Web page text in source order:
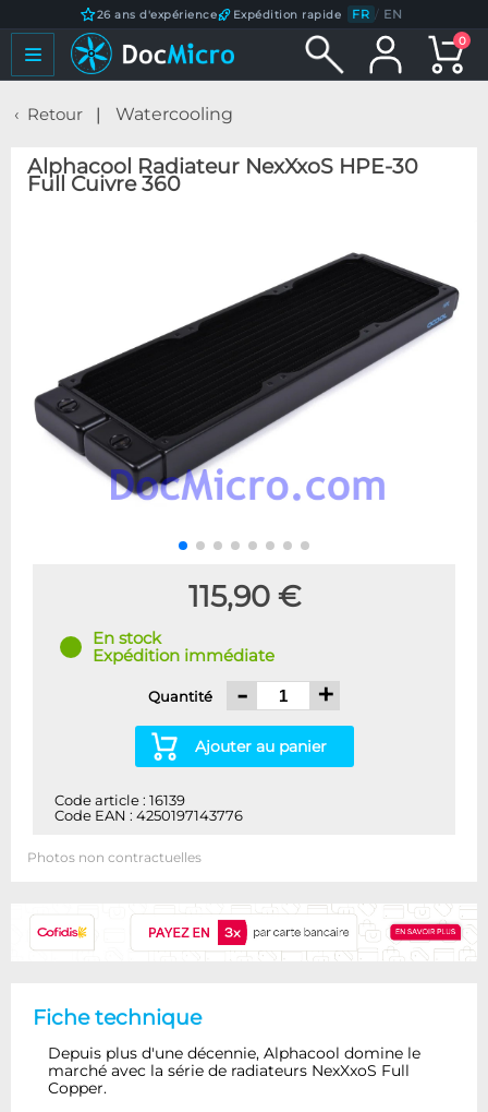
26 ans d'expérience Expédition rapide FR / EN
0
Retour Watercooling
Alphacool Radiateur NexXxoS HPE-30
Full Cuivre 360
115,90 €
En stock
Expédition immédiate
Quantité - +
Ajouter au panier
Code article : 16139
Code EAN : 4250197143776
Photos non contractuelles
Fiche technique
Depuis plus d'une décennie, Alphacool domine le
marché avec la série de radiateurs NexXxoS Full
Copper.